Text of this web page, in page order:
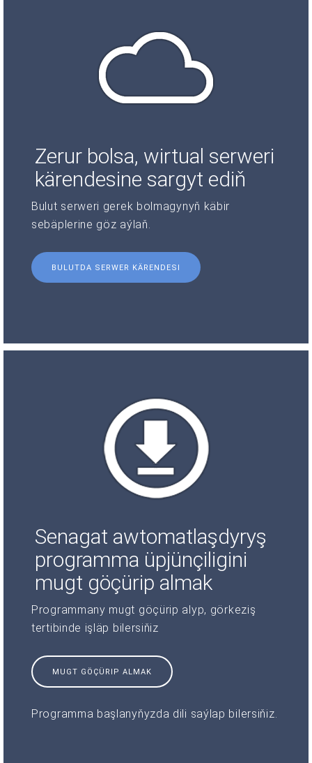
Zerur bolsa, wirtual serweri
kärendesine sargyt ediň
Bulut serweri gerek bolmagynyň käbir
sebäplerine göz aýlaň.
BULUTDA SERWER KÄRENDESI
Senagat awtomatlaşdyryş
programma üpjünçiligini
mugt göçürip almak
Programmany mugt göçürip alyp, görkeziş
tertibinde işläp bilersiňiz
MUGT GÖÇÜRIP ALMAK
Programma başlanyňyzda dili saýlap bilersiňiz.